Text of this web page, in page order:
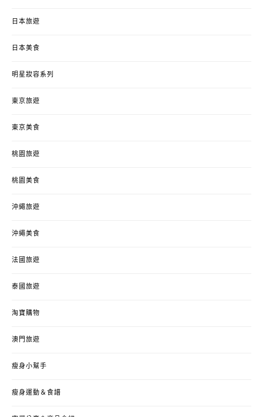
日本旅遊
日本美食
明星妝容系列
東京旅遊
東京美食
桃園旅遊
桃園美食
沖繩旅遊
沖繩美食
法國旅遊
泰國旅遊
淘寶購物
澳門旅遊
瘦身小幫手
瘦身運動＆食譜